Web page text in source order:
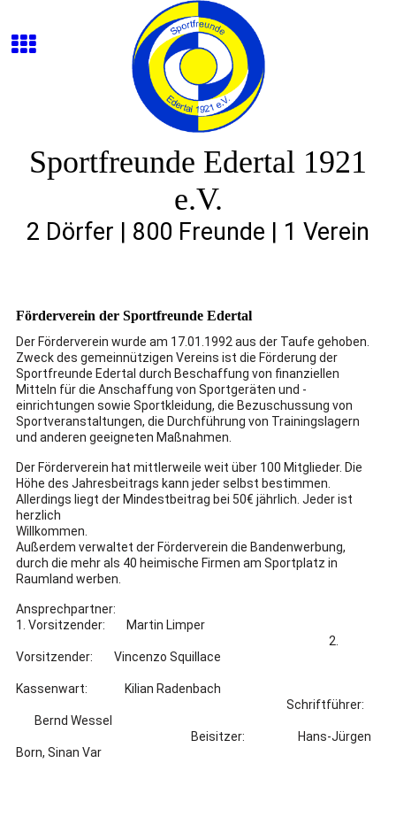
Sportfreunde Edertal 1921
e.V.
2 Dörfer | 800 Freunde | 1 Verein
Förderverein der Sportfreunde Edertal
Der Förderverein wurde am 17.01.1992 aus der Taufe gehoben.
Zweck des gemeinnützigen Vereins ist die Förderung der
Sportfreunde Edertal durch Beschaffung von finanziellen
Mitteln für die Anschaffung von Sportgeräten und -
einrichtungen sowie Sportkleidung, die Bezuschussung von
Sportveranstaltungen, die Durchführung von Trainingslagern
und anderen geeigneten Maßnahmen.
Der Förderverein hat mittlerweile weit über 100 Mitglieder. Die
Höhe des Jahresbeitrags kann jeder selbst bestimmen.
Allerdings liegt der Mindestbeitrag bei 50€ jährlich. Jeder ist
herzlich
Willkommen.
Außerdem verwaltet der Förderverein die Bandenwerbung,
durch die mehr als 40 heimische Firmen am Sportplatz in
Raumland werben.
1. Vorsitzender: Martin Limper
2.
Vorsitzender: Vincenzo Squillace
Kassenwart: Kilian Radenbach
Schriftführer:
Bernd Wessel
Beisitzer: Hans-Jürgen
Born, Sinan Var